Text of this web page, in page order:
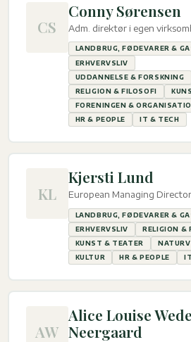
CS
Conny Sørensen
Adm. direktør i egen
LANDBRUG, FØDEVARER &
ERHVERVSLIV
UDDANNELSE & FORSKNING
RELIGION & FILOSOFI
FORENINGEN &
HR & PEOPLE
IT & TECH
KL
Kjersti Lund
European Managing
LANDBRUG, FØDEVARER &
ERHVERVSLIV
RELIGION &
KUNST & TEATER
KULTUR
HR & PEOPLE
AW
Alice Louise
Neergaard